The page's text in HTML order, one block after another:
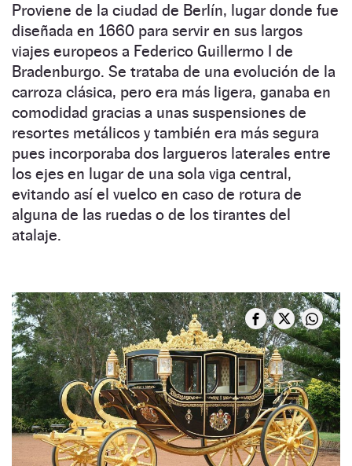
Proviene de la ciudad de Berlín, lugar donde fue
diseñada en 1660 para servir en sus largos
viajes europeos a Federico Guillermo I de
Bradenburgo. Se trataba de una evolución de la
carroza clásica, pero era más ligera, ganaba en
comodidad gracias a unas suspensiones de
resortes metálicos y también era más segura
pues incorporaba dos largueros laterales entre
los ejes en lugar de una sola viga central,
evitando así el vuelco en caso de rotura de
alguna de las ruedas o de los tirantes del
atalaje.